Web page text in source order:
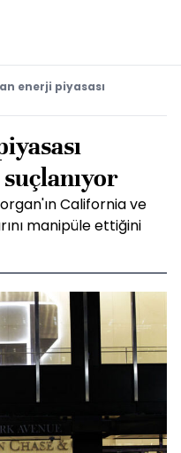
enerji piyasası
California ve
manipüle ettiğini